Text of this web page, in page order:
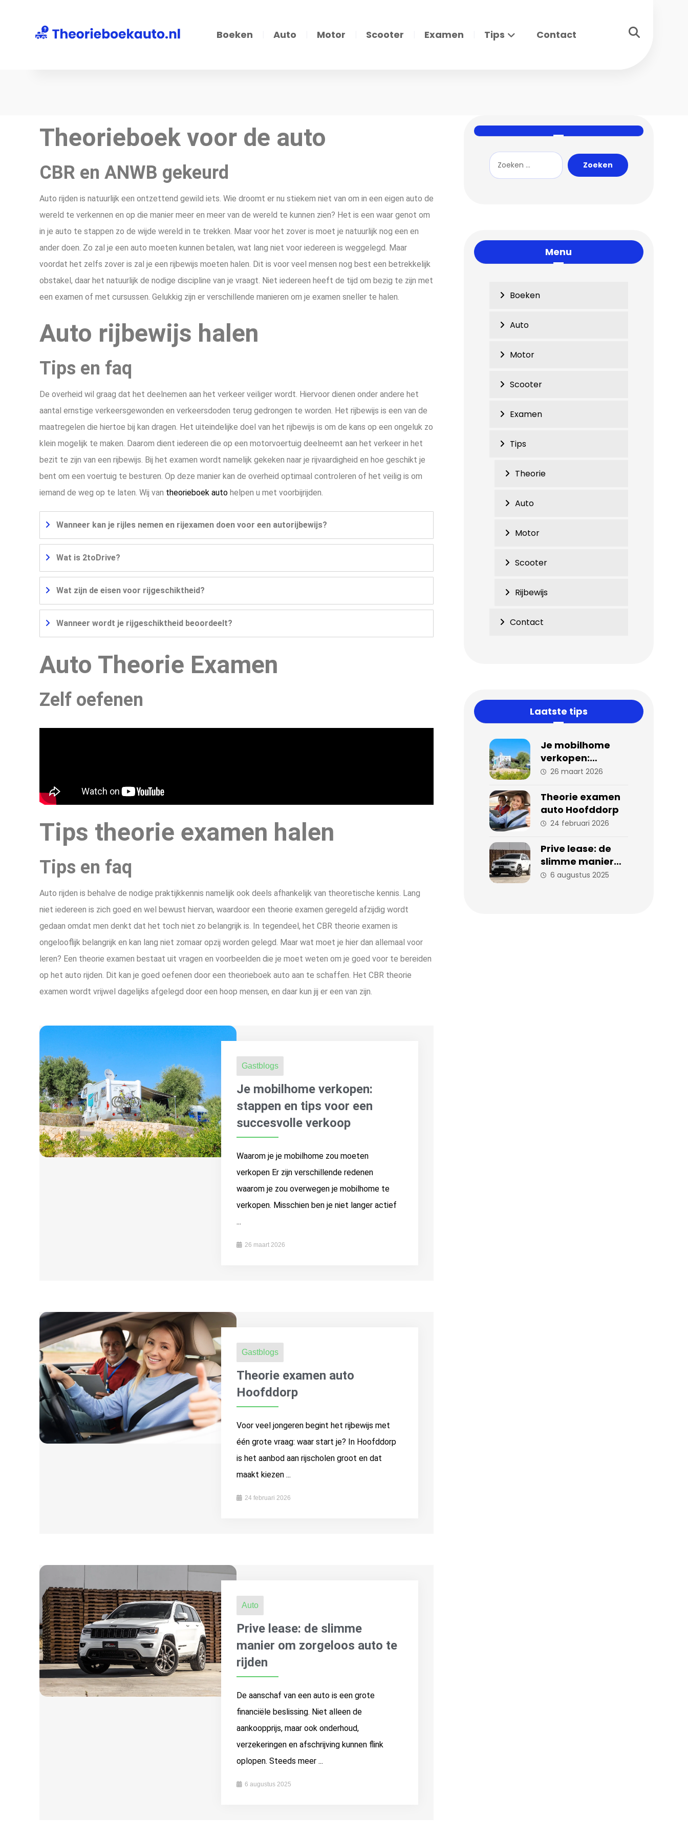
Boeken Auto Motor Scooter Examen Tips Contact
Theorieboek voor de auto
CBR en ANWB gekeurd
Auto rijden is natuurlijk een ontzettend gewild iets. Wie droomt er nu stiekem niet van om in een eigen auto de
wereld te verkennen en op die manier meer en meer van de wereld te kunnen zien? Het is een waar genot om
in je auto te stappen zo de wijde wereld in te trekken. Maar voor het zover is moet je natuurlijk nog een en
ander doen. Zo zal je een auto moeten kunnen betalen, wat lang niet voor iedereen is weggelegd. Maar
voordat het zelfs zover is zal je een rijbewijs moeten halen. Dit is voor veel mensen nog best een betrekkelijk
obstakel, daar het natuurlijk de nodige discipline van je vraagt. Niet iedereen heeft de tijd om bezig te zijn met
een examen of met cursussen. Gelukkig zijn er verschillende manieren om je examen sneller te halen.
Auto rijbewijs halen
Tips en faq
De overheid wil graag dat het deelnemen aan het verkeer veiliger wordt. Hiervoor dienen onder andere het
aantal ernstige verkeersgewonden en verkeersdoden terug gedrongen te worden. Het rijbewijs is een van de
maatregelen die hiertoe bij kan dragen. Het uiteindelijke doel van het rijbewijs is om de kans op een ongeluk zo
klein mogelijk te maken. Daarom dient iedereen die op een motorvoertuig deelneemt aan het verkeer in het
bezit te zijn van een rijbewijs. Bij het examen wordt namelijk gekeken naar je rijvaardigheid en hoe geschikt je
bent om een voertuig te besturen. Op deze manier kan de overheid optimaal controleren of het veilig is om
iemand de weg op te laten. Wij van theorieboek auto helpen u met voorbijrijden.
Wanneer kan je rijles nemen en rijexamen doen voor een autorijbewijs?
Wat is 2toDrive?
Wat zijn de eisen voor rijgeschiktheid?
Wanneer wordt je rijgeschiktheid beoordeelt?
Auto Theorie Examen
Zelf oefenen
Tips theorie examen halen
Tips en faq
Auto rijden is behalve de nodige praktijkkennis namelijk ook deels afhankelijk van theoretische kennis. Lang
niet iedereen is zich goed en wel bewust hiervan, waardoor een theorie examen geregeld afzijdig wordt
gedaan omdat men denkt dat het toch niet zo belangrijk is. In tegendeel, het CBR theorie examen is
ongelooflijk belangrijk en kan lang niet zomaar opzij worden gelegd. Maar wat moet je hier dan allemaal voor
leren? Een theorie examen bestaat uit vragen en voorbeelden die je moet weten om je goed voor te bereiden
op het auto rijden. Dit kan je goed oefenen door een theorieboek auto aan te schaffen. Het CBR theorie
examen wordt vrijwel dagelijks afgelegd door een hoop mensen, en daar kun jij er een van zijn.
Gastblogs
Je mobilhome verkopen:
stappen en tips voor een
succesvolle verkoop
Waarom je je mobilhome zou moeten
verkopen Er zijn verschillende redenen
waarom je zou overwegen je mobilhome te
verkopen. Misschien ben je niet langer actief
...
26 maart 2026
Gastblogs
Theorie examen auto
Hoofddorp
Voor veel jongeren begint het rijbewijs met
één grote vraag: waar start je? In Hoofddorp
is het aanbod aan rijscholen groot en dat
maakt kiezen ...
24 februari 2026
Auto
Prive lease: de slimme
manier om zorgeloos auto te
rijden
De aanschaf van een auto is een grote
financiële beslissing. Niet alleen de
aankoopprijs, maar ook onderhoud,
verzekeringen en afschrijving kunnen flink
oplopen. Steeds meer ...
6 augustus 2025
Menu
Boeken
Auto
Motor
Scooter
Examen
Tips
Theorie
Auto
Motor
Scooter
Rijbewijs
Contact
Laatste tips
Je mobilhome
verkopen:
stappen en tips
succesvolle
verkoop
26 maart 2026
Theorie examen
auto Hoofddorp
24 februari 2026
Prive lease: de
slimme manier
om zorgeloos
6 augustus 2025